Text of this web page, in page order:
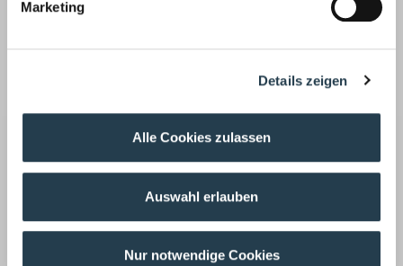
Marketing
Details zeigen
Alle Cookies zulassen
Auswahl erlauben
Nur notwendige Cookies
Korrespondenz mit:
Tel.: 02166 971-128
Fax: 02166 971-173
Zurück